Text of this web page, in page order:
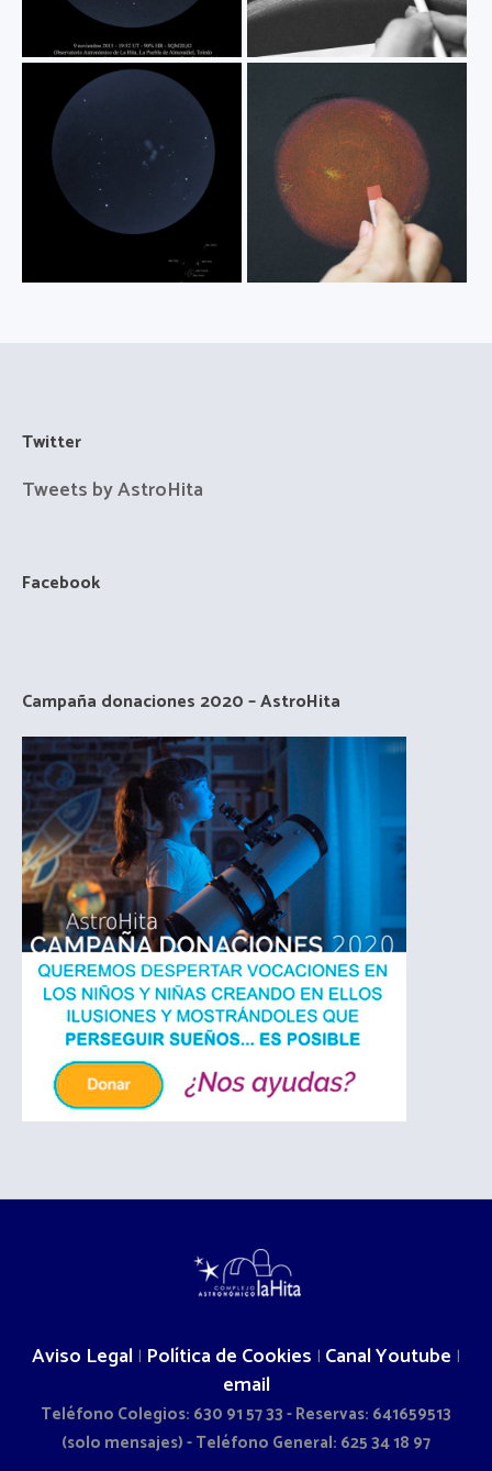
Twitter
Tweets by AstroHita
Facebook
Campaña donaciones 2020 – AstroHita
Aviso Legal | Política de Cookies | Canal Youtube |
email
Teléfono Colegios: 630 91 57 33 - Reservas: 641659513
(solo mensajes) - Teléfono General: 625 34 18 97